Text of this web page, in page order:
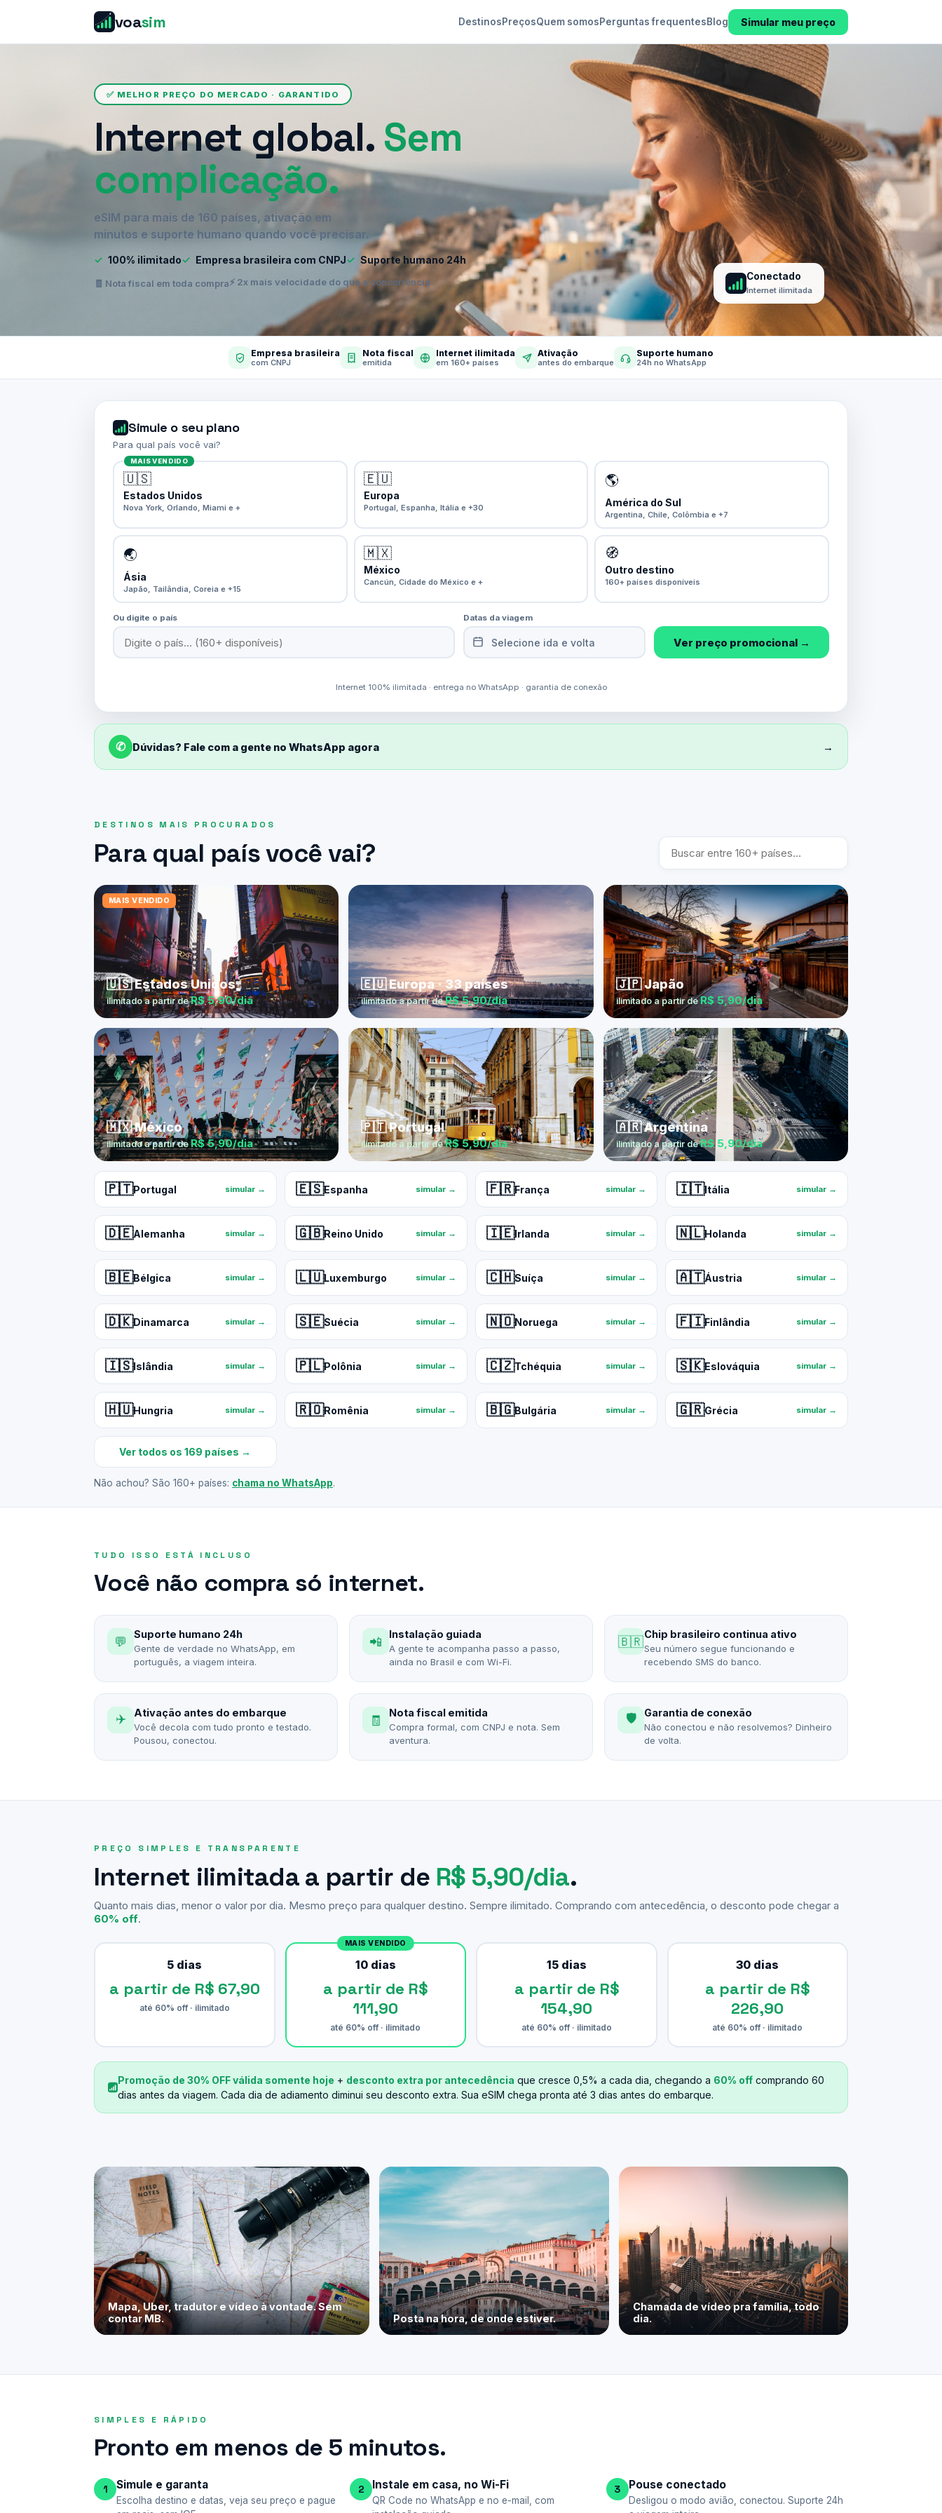
voasim DestinosPreçosQuem somosPerguntas frequentesBlog Simular meu preço
✅ MELHOR PREÇO DO MERCADO · GARANTIDO
Internet global. Sem
complicação.
eSIM para mais de 160 países, ativação em
minutos e suporte humano quando você precisar.
✓ 100% ilimitado✓ Empresa brasileira com CNPJ✓ Suporte humano 24h
🧾 Nota fiscal em toda compra⚡ 2x mais velocidade do que a concorrência Conectado
Internet ilimitada
Empresa brasileira
com CNPJ
Nota fiscal
emitida
Internet ilimitada
em 160+ países
Ativação
antes do embarque
Suporte humano
24h no WhatsApp
Simule o seu plano
Para qual país você vai?
MAIS VENDIDO
🇺🇸
Estados Unidos
Nova York, Orlando, Miami e +
🇪🇺
Europa
Portugal, Espanha, Itália e +30
🌎
América do Sul
Argentina, Chile, Colômbia e +7
🌏
Ásia
Japão, Tailândia, Coreia e +15
🇲🇽
México
Cancún, Cidade do México e +
🧭
Outro destino
160+ países disponíveis
Ou digite o país Datas da viagem
Selecione ida e volta Ver preço promocional →
Internet 100% ilimitada · entrega no WhatsApp · garantia de conexão
✆ Dúvidas? Fale com a gente no WhatsApp agora →
DESTINOS MAIS PROCURADOS
Para qual país você vai?
MAIS VENDIDO
🇺🇸 Estados Unidos
ilimitado a partir deR$ 5,90/dia
🇪🇺 Europa · 33 países
ilimitado a partir deR$ 5,90/dia
🇯🇵 Japão
ilimitado a partir deR$ 5,90/dia
🇲🇽 México
ilimitado a partir deR$ 5,90/dia
🇵🇹 Portugal
ilimitado a partir deR$ 5,90/dia
🇦🇷 Argentina
ilimitado a partir deR$ 5,90/dia
🇵🇹Portugal simular → 🇪🇸Espanha simular → 🇫🇷França simular → 🇮🇹Itália simular →
🇩🇪Alemanha simular → 🇬🇧Reino Unido simular → 🇮🇪Irlanda simular → 🇳🇱Holanda simular →
🇧🇪Bélgica simular → 🇱🇺Luxemburgo simular → 🇨🇭Suíça simular → 🇦🇹Áustria simular →
🇩🇰Dinamarca simular → 🇸🇪Suécia simular → 🇳🇴Noruega simular → 🇫🇮Finlândia simular →
🇮🇸Islândia simular → 🇵🇱Polônia simular → 🇨🇿Tchéquia simular → 🇸🇰Eslováquia simular →
🇭🇺Hungria simular → 🇷🇴Romênia simular → 🇧🇬Bulgária simular → 🇬🇷Grécia simular →
Ver todos os 169 países →
Não achou? São 160+ países: chama no WhatsApp.
TUDO ISSO ESTÁ INCLUSO
Você não compra só internet.
💬 Suporte humano 24h
Gente de verdade no WhatsApp, em
português, a viagem inteira.
📲 Instalação guiada
A gente te acompanha passo a passo,
ainda no Brasil e com Wi-Fi.
🇧🇷Chip brasileiro continua ativo
Seu número segue funcionando e
recebendo SMS do banco.
✈️ Ativação antes do embarque
Você decola com tudo pronto e testado.
Pousou, conectou.
🧾 Nota fiscal emitida
Compra formal, com CNPJ e nota. Sem
aventura.
🛡️ Garantia de conexão
Não conectou e não resolvemos? Dinheiro
de volta.
PREÇO SIMPLES E TRANSPARENTE
Internet ilimitada a partir de R$ 5,90/dia.
Quanto mais dias, menor o valor por dia. Mesmo preço para qualquer destino. Sempre ilimitado. Comprando com antecedência, o desconto pode chegar a
60% off.
5 dias
a partir de R$ 67,90
até 60% off · ilimitado
MAIS VENDIDO
10 dias
a partir de R$
111,90
até 60% off · ilimitado
15 dias
a partir de R$
154,90
até 60% off · ilimitado
30 dias
a partir de R$
226,90
até 60% off · ilimitado
Promoção de 30% OFF válida somente hoje + desconto extra por antecedência que cresce 0,5% a cada dia, chegando a 60% off comprando 60
dias antes da viagem. Cada dia de adiamento diminui seu desconto extra. Sua eSIM chega pronta até 3 dias antes do embarque.
Mapa, Uber, tradutor e vídeo à vontade. Sem
contar MB.
Posta na hora, de onde estiver.
Chamada de vídeo pra família, todo
dia.
SIMPLES E RÁPIDO
Pronto em menos de 5 minutos.
1 Simule e garanta
Escolha destino e datas, veja seu preço e pague
2 Instale em casa, no Wi-Fi
QR Code no WhatsApp e no e-mail, com
3 Pouse conectado
Desligou o modo avião, conectou. Suporte 24h